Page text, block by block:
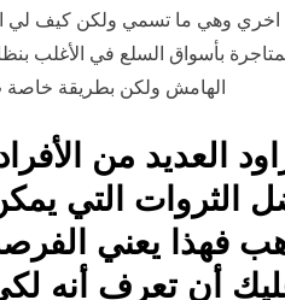
مقابل اخري وهي ما تسمي ولكن كيف لي
بأسواق السلع في الأغلب
الهامش ولكن بطريقة
العديد من
الثروات التي
فهذا يعني
أن تعرف أنه